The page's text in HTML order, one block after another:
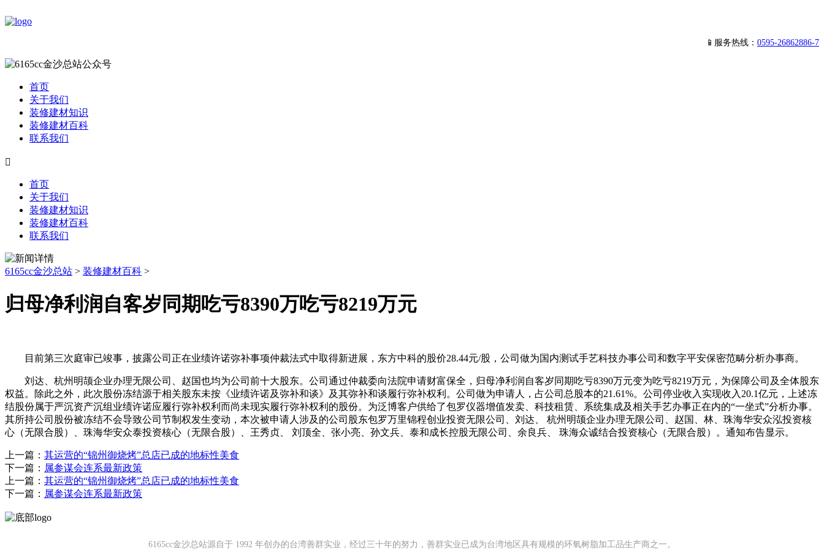
📱服务热线： 0595-26862886-7
首页
关于我们
装修建材知识
装修建材百科
联系我们

首页
关于我们
装修建材知识
装修建材百科
联系我们
6165cc金沙总站 > 装修建材百科 >
归母净利润自客岁同期吃亏8390万吃亏8219万元
目前第三次庭审已竣事，披露公司正在业绩许诺弥补事项仲裁法式中取得新进展，东方中科的股价28.44元/股，公司做为国内测试手艺科技办事公司和数字平安保密范畴分析办事商。
刘达、杭州明颉企业办理无限公司、赵国也均为公司前十大股东。公司通过仲裁委向法院申请财富保全，归母净利润自客岁同期吃亏8390万元变为吃亏8219万元，为保障公司及全体股东
权益。除此之外，此次股份冻结源于相关股东未按《业绩许诺及弥补和谈》及其弥补和谈履行弥补权利。公司做为申请人，占公司总股本的21.61%。公司停业收入实现收入20.1亿元，上述冻
结股份属于严沉资产沉组业绩许诺应履行弥补权利而尚未现实履行弥补权利的股份。为泛博客户供给了包罗仪器增值发卖、科技租赁、系统集成及相关手艺办事正在内的“一坐式”分析办事。
其所持公司股份被冻结不会导致公司节制权发生变动，本次被申请人涉及的公司股东包罗万里锦程创业投资无限公司、刘达、 杭州明颉企业办理无限公司、赵国、林、珠海华安众泓投资核
心（无限合股）、珠海华安众泰投资核心（无限合股）、王秀贞、 刘顶全、张小亮、孙文兵、泰和成长控股无限公司、余良兵、 珠海众诚结合投资核心（无限合股）。通知布告显示。
上一篇： 其运营的“锦州御烧烤”总店已成的地标性美食
下一篇： 属参谋会连系最新政策
上一篇： 其运营的“锦州御烧烤”总店已成的地标性美食
下一篇： 属参谋会连系最新政策
6165cc金沙总站源自于 1992 年创办的台湾善群实业，经过三十年的努力，善群实业已成为台湾地区具有规模的环氧树脂加工品生产商之一。